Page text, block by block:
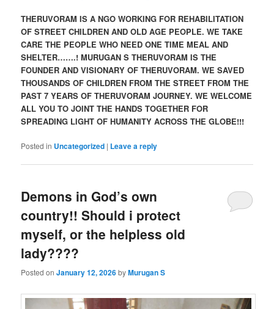
THERUVORAM IS A NGO WORKING FOR REHABILITATION
OF STREET CHILDREN AND OLD AGE PEOPLE. WE TAKE
CARE THE PEOPLE WHO NEED ONE TIME MEAL AND
SHELTER…….! MURUGAN S THERUVORAM IS THE
FOUNDER AND VISIONARY OF THERUVORAM. WE SAVED
THOUSANDS OF CHILDREN FROM THE STREET FROM THE
PAST 7 YEARS OF THERUVORAM JOURNEY. WE WELCOME
ALL YOU TO JOINT THE HANDS TOGETHER FOR
SPREADING LIGHT OF HUMANITY ACROSS THE GLOBE!!!
Posted in Uncategorized | Leave a reply
Demons in God’s own
country!! Should i protect
myself, or the helpless old
lady????
Posted onJanuary 12, 2026byMurugan S